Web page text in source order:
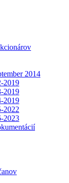
2014
2019
2019
2019
2022
2023